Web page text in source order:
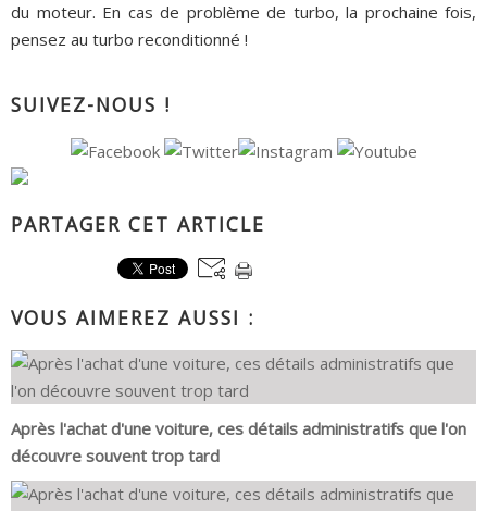
du moteur. En cas de problème de turbo, la prochaine fois,
pensez au turbo reconditionné !
SUIVEZ-NOUS !
PARTAGER CET ARTICLE
VOUS AIMEREZ AUSSI :
Après l'achat d'une voiture, ces détails administratifs que l'on
découvre souvent trop tard